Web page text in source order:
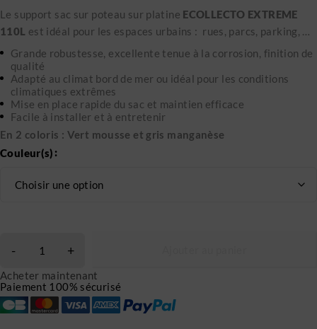
Le support sac sur poteau sur platine ECOLLECTO EXTREME
110L est idéal pour les espaces urbains : rues, parcs, parking, …
Grande robustesse, excellente tenue à la corrosion, finition de
qualité
Adapté au climat bord de mer ou idéal pour les conditions
climatiques extrêmes
Mise en place rapide du sac et maintien efficace
Facile à installer et à entretenir
En 2 coloris : Vert mousse et gris manganèse
Couleur(s)
Acheter maintenant
Paiement 100% sécurisé